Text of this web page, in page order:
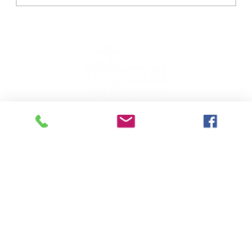
주일KM예배 (1부) 9am, (2부)